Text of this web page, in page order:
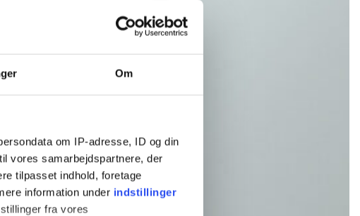
Om
om IP-adresse, ID og din
vores samarbejdspartnere, der
tilpasset indhold, foretage
information under indstillinger
fra vores